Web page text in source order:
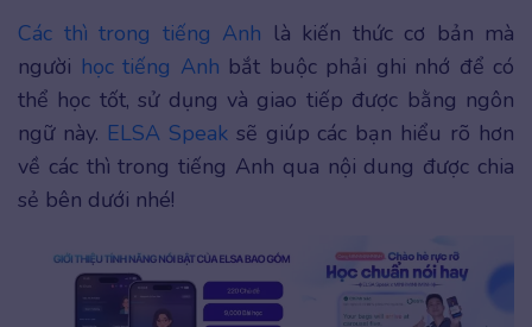
Các thì trong tiếng Anh là kiến thức cơ bản mà
người học tiếng Anh bắt buộc phải ghi nhớ để có
thể học tốt, sử dụng và giao tiếp được bằng ngôn
ngữ này. ELSA Speaksẽ giúp các bạn hiểu rõ hơn
về các thì trong tiếng Anh qua nội dung được chia
sẻ bên dưới nhé!